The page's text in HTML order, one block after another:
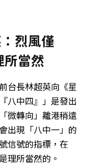
烈風僅
所當然
台長林超英向《星
八中四』」是發出
微轉向」離港稍遠
出現「八中一」的
信號的指標，在
理所當然的。